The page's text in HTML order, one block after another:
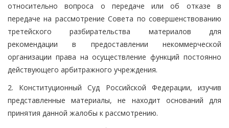
относительно вопроса о передаче или об отказе в
передаче на рассмотрение Совета по совершенствованию
третейского разбирательства материалов для
рекомендации в предоставлении некоммерческой
организации права на осуществление функций постоянно
действующего арбитражного учреждения.
2. Конституционный Суд Российской Федерации, изучив
представленные материалы, не находит оснований для
принятия данной жалобы к рассмотрению.